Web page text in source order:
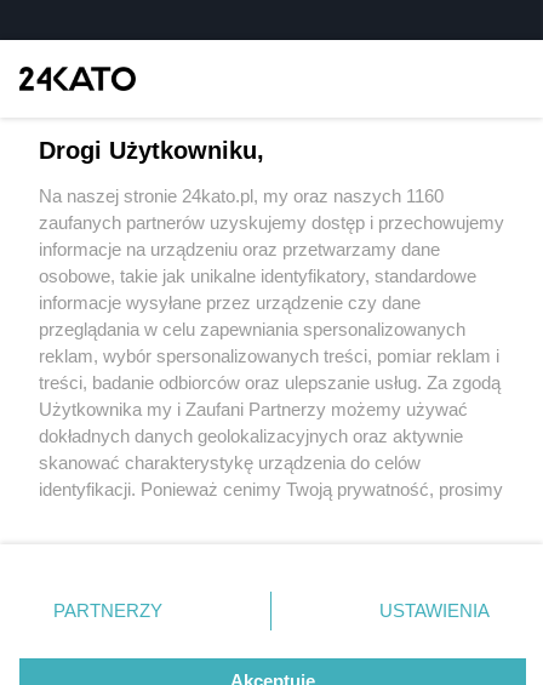
2 / 0
Wydawca mediów lokalnych
Nie zapomnij
zapoznać się z:
polityką prywatności regulamin korzystania z portali
Twojemiasto
Piekary Śląskie
Chorzów
Tarnowskie Góry
Gliwice
Skontakuj sięz nami
Kontakt
Wydawca
Redakcja
Drogi Użytkowniku,
Na naszej stronie 24kato.pl, my oraz naszych 1160
zaufanych partnerów uzyskujemy dostęp i przechowujemy
informacje na urządzeniu oraz przetwarzamy dane
osobowe, takie jak unikalne identyfikatory, standardowe
informacje wysyłane przez urządzenie czy dane
przeglądania w celu zapewniania spersonalizowanych
reklam, wybór spersonalizowanych treści, pomiar reklam i
treści, badanie odbiorców oraz ulepszanie usług. Za zgodą
Użytkownika my i Zaufani Partnerzy możemy używać
dokładnych danych geolokalizacyjnych oraz aktywnie
skanować charakterystykę urządzenia do celów
identyfikacji. Ponieważ cenimy Twoją prywatność, prosimy
prywatności znajdujący się w lewym dolnym rogu strony
. Niektóre rodzaje przetwarzania danych nie wymagają
zgody użytkownika, ale masz prawo sprzeciwić się
takiemu przetwarzaniu. Preferencje będą miały
PARTNERZY USTAWIENIA
Akceptuję